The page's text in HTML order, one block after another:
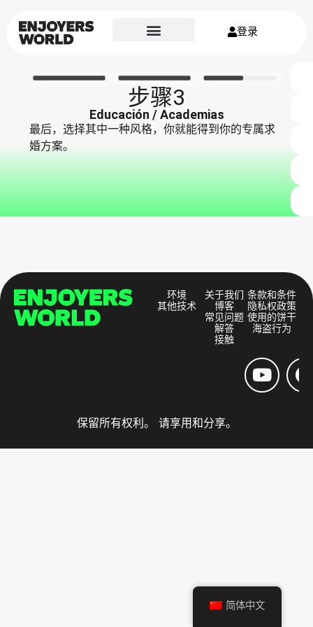
登录
步骤3
Educación / Academias
最后，选择其中一种风格，你就能得到你的专属求
婚方案。
环境
其他技术
关于我们
博客
常见问题
解答
接触
条款和条件
隐私权政策
使用的饼干
海盗行为
保留所有权利。 请享用和分享。
简体中文